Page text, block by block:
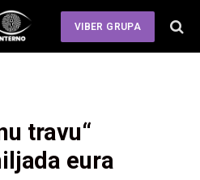
VIBER GRUPA
travu“
eura